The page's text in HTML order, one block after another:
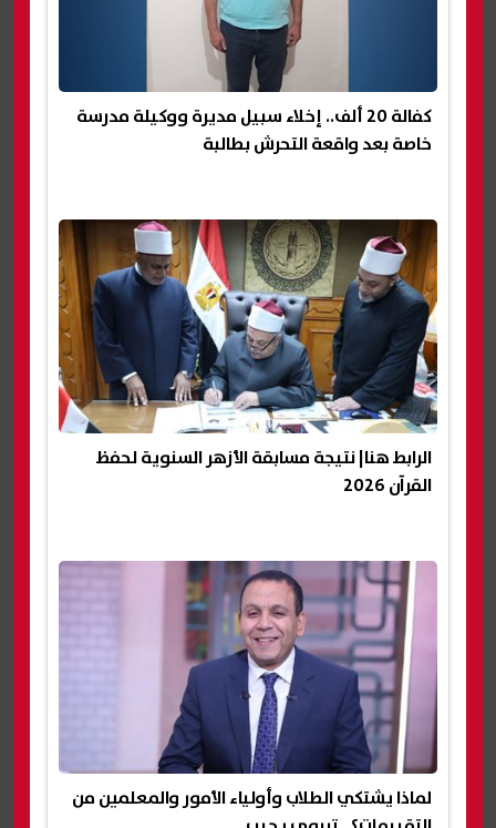
كفالة 20 ألف.. إخلاء سبيل مديرة ووكيلة مدرسة
خاصة بعد واقعة التحرش بطالبة
الرابط هنا| نتيجة مسابقة الأزهر السنوية لحفظ
القرآن 2026
لماذا يشتكي الطلاب وأولياء الأمور والمعلمين من